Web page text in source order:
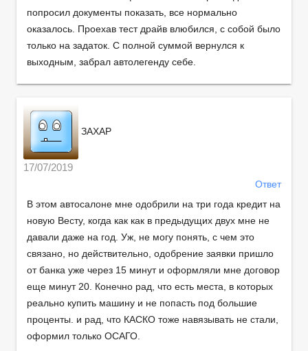
попросил документы показать, все нормально
оказалось. Проехав тест драйв влюбился, с собой было
только на задаток. С полной суммой вернулся к
выходным, забрал автолегенду себе.
ЗАХАР
17/07/2019
Ответ
В этом автосалоне мне одобрили на три года кредит на
новую Весту, когда как как в предыдущих двух мне не
давали даже на год. Уж, не могу понять, с чем это
связано, но действительно, одобрение заявки пришло
от банка уже через 15 минут и оформляли мне договор
еще минут 20. Конечно рад, что есть места, в которых
реально купить машину и не попасть под большие
проценты. и рад, что КАСКО тоже навязывать не стали,
оформил только ОСАГО.